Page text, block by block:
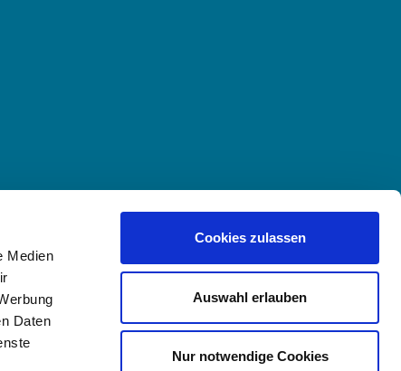
Medien
Daten
Cookies zulassen
Auswahl erlauben
Nur notwendige Cookies